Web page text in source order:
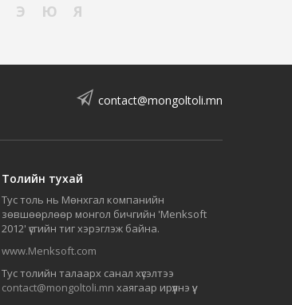
Э Ю Я
contact@mongoltoli.mn
Толийн тухай
Тус толь нь Мөнхгал компанийн
зөвшөөрлөөр монгол бичгийн 'Menksoft
2012' үсгийн тиг хэрэглэж байна.
www.Menksoft.com
Тус толийн талаарх санал хүсэлтээ
contact@mongoltoli.mn хаягаар ирүүлнэ үү.